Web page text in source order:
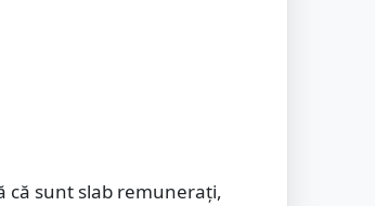
că sunt slab remunerați,